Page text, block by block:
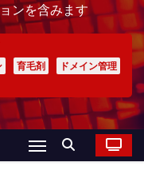
ンを含みます
育毛剤
ドメイン管理